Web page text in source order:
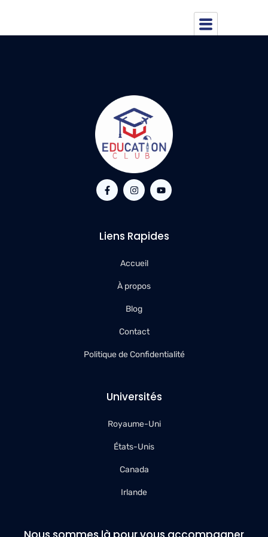
Located in Manchester, known for Arts, éducation, affaires.
Liens Rapides
Accueil
À propos
Blog
Contact
Politique de Confidentialité
Universités
Royaume-Uni
États-Unis
Canada
Irlande